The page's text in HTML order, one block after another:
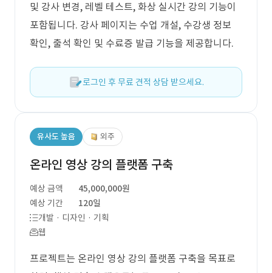
및 강사 변경, 레벨 테스트, 화상 실시간 강의 기능이
포함됩니다. 강사 페이지는 수업 개설, 수강생 정보
확인, 출석 확인 및 수료증 발급 기능을 제공합니다.
로그인 후 무료 견적 상담 받으세요.
유사도 높음 외주
온라인 영상 강의 플랫폼 구축
예상 금액
45,000,000원
예상 기간
120일
개발 · 디자인 · 기획
웹
프로젝트는 온라인 영상 강의 플랫폼 구축을 목표로